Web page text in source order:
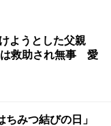
ようとした父親
救助され無事 愛
みつ結びの日」